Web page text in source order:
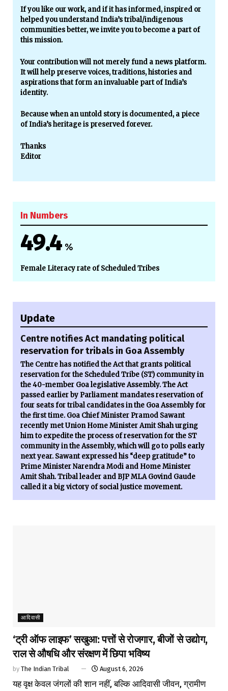
If you like our work, and if it has informed, inspired or
helped you understand India’s tribal/indigenous
communities better, we invite you to become a part of
this mission.
Your contribution will not merely fund a news platform.
It will help preserve voices, traditions, histories and
aspirations that form an invaluable part of India’s
identity.
Because when an untold story is documented, a piece
of India’s heritage is preserved forever.
Thanks
Editor
In Numbers
49.4 %
Female Literacy rate of Scheduled Tribes
Update
Centre notifies Act mandating political
reservation for tribals in Goa Assembly
The Centre has notified the Act that grants political
reservation for the Scheduled Tribe (ST) community in
the 40-member Goa legislative Assembly. The Act
passed earlier by Parliament mandates reservation of
four seats for tribal candidates in the Goa Assembly for
the first time. Goa Chief Minister Pramod Sawant
recently met Union Home Minister Amit Shah urging
him to expedite the process of reservation for the ST
community in the Assembly, which will go to polls early
next year. Sawant expressed his “deep gratitude” to
Prime Minister Narendra Modi and Home Minister
Amit Shah. Tribal leader and BJP MLA Govind Gaude
called it a big victory of social justice movement.
आदिवासी
‘ट्री ऑफ लाइफ’ सखुआ: पत्तों से रोजगार, बीजों से उद्योग,
राल से औषधि और संरक्षण में छिपा भविष्य
by The Indian Tribal August 6, 2026
यह वृक्ष केवल जंगलों की शान नहीं, बल्कि आदिवासी जीवन, ग्रामीण